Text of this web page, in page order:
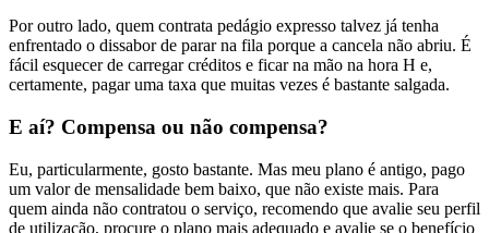
Por outro lado, quem contrata pedágio expresso talvez já tenha
enfrentado o dissabor de parar na fila porque a cancela não abriu. É
fácil esquecer de carregar créditos e ficar na mão na hora H e,
certamente, pagar uma taxa que muitas vezes é bastante salgada.
E aí? Compensa ou não compensa?
Eu, particularmente, gosto bastante. Mas meu plano é antigo, pago
um valor de mensalidade bem baixo, que não existe mais. Para
quem ainda não contratou o serviço, recomendo que avalie seu perfil
de utilização, procure o plano mais adequado e avalie se o benefício